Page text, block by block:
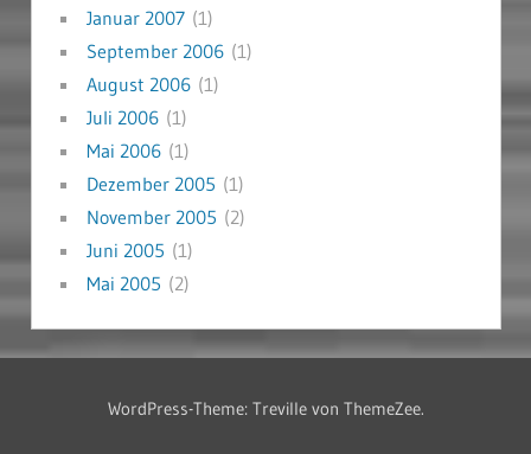
Januar 2007(1)
September 2006(1)
August 2006(1)
Juli 2006(1)
Mai 2006(1)
Dezember 2005 (1)
November 2005 (2)
Juni 2005 (1)
Mai 2005 (2)
WordPress-Theme: Treville von ThemeZee.